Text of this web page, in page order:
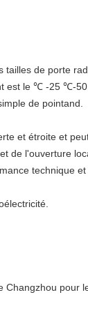
tailles de porte
est le ℃ -25 ℃-
de pointand.
et étroite et
de l'ouverture
technique
Changzhou pour